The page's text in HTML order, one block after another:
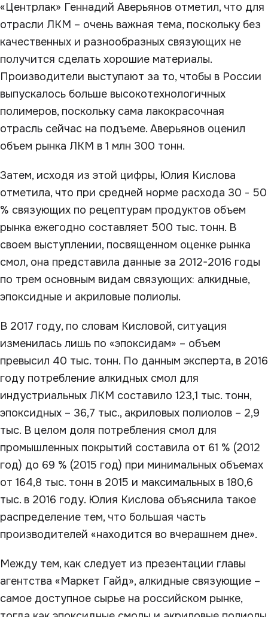
«Центрлак» Геннадий Аверьянов отметил, что для
отрасли ЛКМ – очень важная тема, поскольку без
качественных и разнообразных связующих не
получится сделать хорошие материалы.
Производители выступают за то, чтобы в России
выпускалось больше высокотехнологичных
полимеров, поскольку сама лакокрасочная
отрасль сейчас на подъеме. Аверьянов оценил
объем рынка ЛКМ в 1 млн 300 тонн.
Затем, исходя из этой цифры, Юлия Кислова
отметила, что при средней норме расхода 30 - 50
% связующих по рецептурам продуктов объем
рынка ежегодно составляет 500 тыс. тонн. В
своем выступлении, посвященном оценке рынка
смол, она представила данные за 2012-2016 годы
по трем основным видам связующих: алкидные,
эпоксидные и акриловые полиолы.
В 2017 году, по словам Кисловой, ситуация
изменилась лишь по «эпоксидам» – объем
превысил 40 тыс. тонн. По данным эксперта, в 2016
году потребление алкидных смол для
индустриальных ЛКМ составило 123,1 тыс. тонн,
эпоксидных – 36,7 тыс., акриловых полиолов – 2,9
тыс. В целом доля потребления смол для
промышленных покрытий составила от 61 % (2012
год) до 69 % (2015 год) при минимальных объемах
от 164,8 тыс. тонн в 2015 и максимальных в 180,6
тыс. в 2016 году. Юлия Кислова объяснила такое
распределение тем, что большая часть
производителей «находится во вчерашнем дне».
Между тем, как следует из презентации главы
агентства «Маркет Гайд», алкидные связующие –
самое доступное сырье на российском рынке,